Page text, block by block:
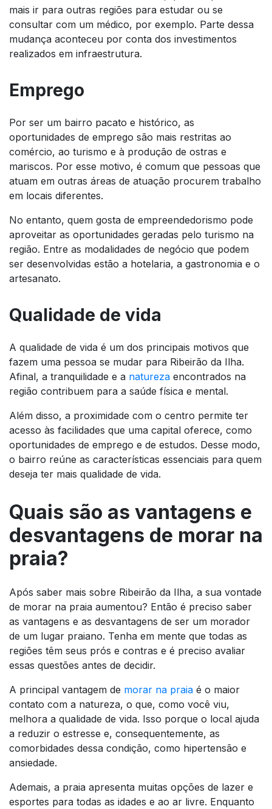
mais ir para outras regiões para estudar ou se
consultar com um médico, por exemplo. Parte dessa
mudança aconteceu por conta dos investimentos
realizados em infraestrutura.
Emprego
Por ser um bairro pacato e histórico, as
oportunidades de emprego são mais restritas ao
comércio, ao turismo e à produção de ostras e
mariscos. Por esse motivo, é comum que pessoas que
atuam em outras áreas de atuação procurem trabalho
em locais diferentes.
No entanto, quem gosta de empreendedorismo pode
aproveitar as oportunidades geradas pelo turismo na
região. Entre as modalidades de negócio que podem
ser desenvolvidas estão a hotelaria, a gastronomia e o
artesanato.
Qualidade de vida
A qualidade de vida é um dos principais motivos que
fazem uma pessoa se mudar para Ribeirão da Ilha.
Afinal, a tranquilidade e a natureza encontrados na
região contribuem para a saúde física e mental.
Além disso, a proximidade com o centro permite ter
acesso às facilidades que uma capital oferece, como
oportunidades de emprego e de estudos. Desse modo,
o bairro reúne as características essenciais para quem
deseja ter mais qualidade de vida.
Quais são as vantagens e
desvantagens de morar na
praia?
Após saber mais sobre Ribeirão da Ilha, a sua vontade
de morar na praia aumentou? Então é preciso saber
as vantagens e as desvantagens de ser um morador
de um lugar praiano. Tenha em mente que todas as
regiões têm seus prós e contras e é preciso avaliar
essas questões antes de decidir.
A principal vantagem de morar na praia é o maior
contato com a natureza, o que, como você viu,
melhora a qualidade de vida. Isso porque o local ajuda
a reduzir o estresse e, consequentemente, as
comorbidades dessa condição, como hipertensão e
ansiedade.
Ademais, a praia apresenta muitas opções de lazer e
esportes para todas as idades e ao ar livre. Enquanto